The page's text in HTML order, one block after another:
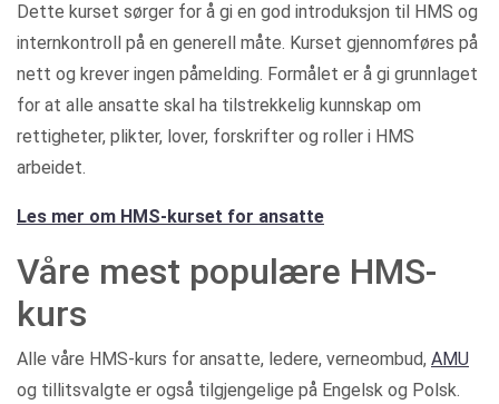
Dette kurset sørger for å gi en god introduksjon til HMS og
internkontroll på en generell måte. Kurset gjennomføres på
nett og krever ingen påmelding. Formålet er å gi grunnlaget
for at alle ansatte skal ha tilstrekkelig kunnskap om
rettigheter, plikter, lover, forskrifter og roller i HMS
arbeidet.
Les mer om HMS-kurset for ansatte
Våre mest populære HMS-
kurs
Alle våre HMS-kurs for ansatte, ledere, verneombud, AMU
og tillitsvalgte er også tilgjengelige på Engelsk og Polsk.